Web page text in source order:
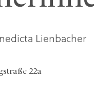
Lienbacher
22a